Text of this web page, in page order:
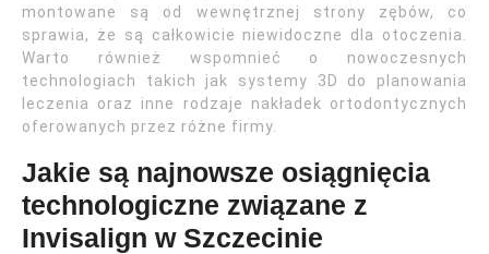
montowane są od wewnętrznej strony zębów, co
sprawia, że są całkowicie niewidoczne dla otoczenia.
Warto również wspomnieć o nowoczesnych
technologiach takich jak systemy 3D do planowania
leczenia oraz inne rodzaje nakładek ortodontycznych
oferowanych przez różne firmy.
Jakie są najnowsze osiągnięcia
technologiczne związane z
Invisalign w Szczecinie